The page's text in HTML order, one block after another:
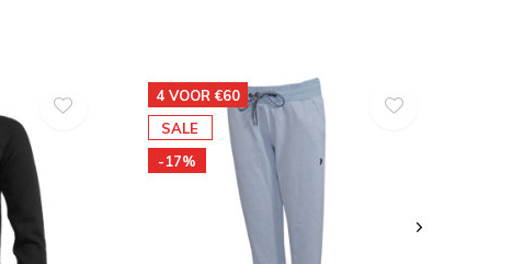
4 VOOR €60
SALE
-17%